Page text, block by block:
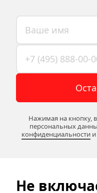
Нажимая на кнопку,
персональных
конфиденциальности и
Не